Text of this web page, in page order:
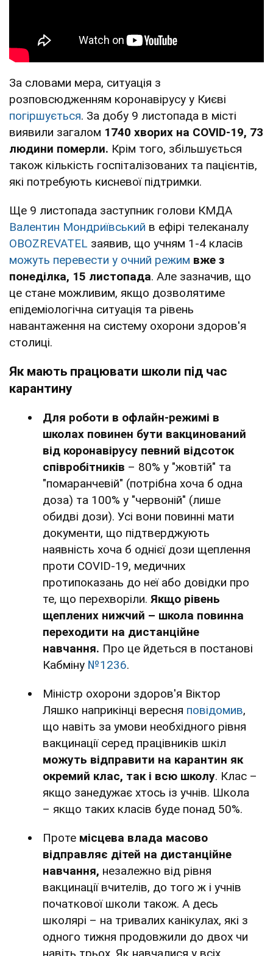
За словами мера, ситуація з
розповсюдженням коронавірусу у Києві
погіршується. За добу 9 листопада в місті
виявили загалом 1740 хворих на COVID-19, 73
людини померли. Крім того, збільшується
також кількість госпіталізованих та пацієнтів,
які потребують кисневої підтримки.
Ще 9 листопада заступник голови КМДА
Валентин Мондриївський в ефірі телеканалу
OBOZREVATEL заявив, що учням 1-4 класів
можуть перевести у очний режим вже з
понеділка, 15 листопада. Але зазначив, що
це стане можливим, якщо дозволятиме
епідеміологічна ситуація та рівень
навантаження на систему охорони здоров'я
столиці.
Як мають працювати школи під час
карантину
Для роботи в офлайн-режимі в
школах повинен бути вакцинований
від коронавірусу певний відсоток
співробітників – 80% у "жовтій" та
"помаранчевій" (потрібна хоча б одна
доза) та 100% у "червоній" (лише
обидві дози). Усі вони повинні мати
документи, що підтверджують
наявність хоча б однієї дози щеплення
проти COVID-19, медичних
протипоказань до неї або довідки про
те, що перехворіли. Якщо рівень
щеплених нижчий – школа повинна
переходити на дистанційне
навчання. Про це йдеться в постанові
Кабміну №1236.
Міністр охорони здоров'я Віктор
Ляшко наприкінці вересня повідомив,
що навіть за умови необхідного рівня
вакцинації серед працівників шкіл
можуть відправити на карантин як
окремий клас, так і всю школу. Клас –
якщо занедужає хтось із учнів. Школа
– якщо таких класів буде понад 50%.
Проте місцева влада масово
відправляє дітей на дистанційне
навчання, незалежно від рівня
вакцинації вчителів, до того ж і учнів
початкової школи також. А десь
школярі – на тривалих канікулах, які з
одного тижня продовжили до двох чи
навіть трьох. Як навчалися у всіх